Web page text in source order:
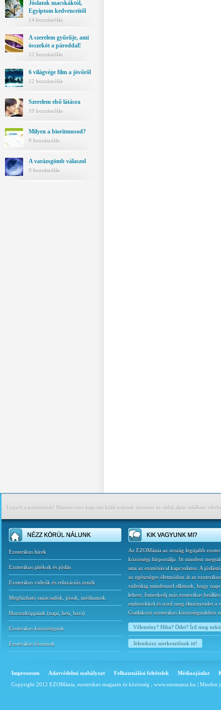
Jóslatok macskáktól,
Egyiptom kedvenceitől
14 hozzászólás
A szerelem gyűrűje, ami
összeköt a pároddal!
12 hozzászólás
6 világvége film a jövőről
12 hozzászólás
Szerelem első látásra
10 hozzászólás
Milyen a bioritmusod?
9 hozzászólás
A varázsgömb válaszol
9 hozzászólás
Legyél a partnerünk! Bannercsere kapcsán küld nekünk üzenetet az oldal alján található
NÉZZ KÖRÜL NÁLUNK
Ezoterikus hírek
Ezoterikus játékok és jóslás
Ezoterikus videók és relaxációs zenék
Megbízható tanácsadók, jósok, médiumok
Horoszkópjaink (napi heti havi)
Ezoterikus közösségünk
Ezoterikus fórumok
KIK VAGYUNK MI?
Az EZOMánia az ország legújabb
közösségi hírportálja. Itt mindent
ami az ezotériával kapcsolatos. A
az egészséges életmódon át az ezoterikus
videókig mindennel ellátunk, hogy
lehess. Ismerkedj más ezoterikus
emberekkel és oszd meg élményeidet a
Csatlakozz ezoterikus közösségünkhöz
Vélemény? Hiba? Ötlet? Írd meg
Jelentkezz szerkesztőnek itt!
Impresszum Adatvédelmi szabályzat Felhasználási feltételek Médiaajánlat
Copyright 2012 EZOMánia, ezoterikus magazin és közösség , www.ezomania.hu | Minden